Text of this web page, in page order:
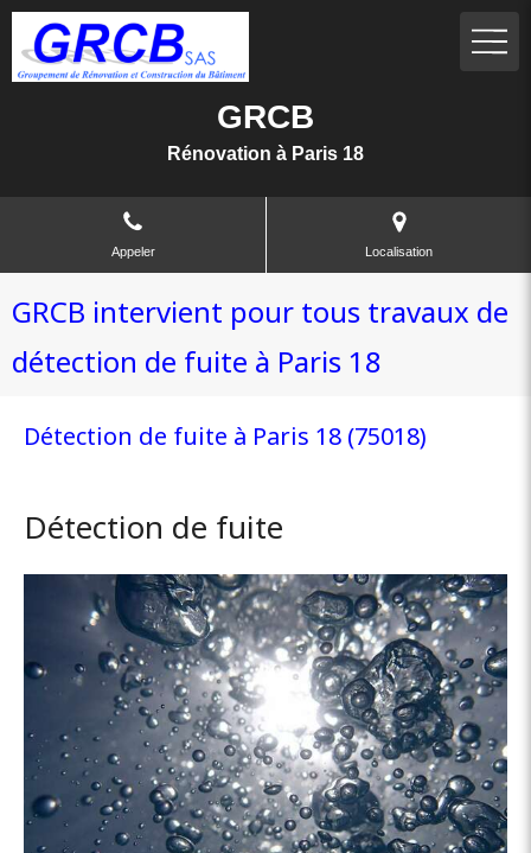
GRCB
Rénovation à Paris 18
Appeler Localisation
GRCB intervient pour tous travaux de
détection de fuite à Paris 18
Détection de fuite à Paris 18 (75018)
Détection de fuite